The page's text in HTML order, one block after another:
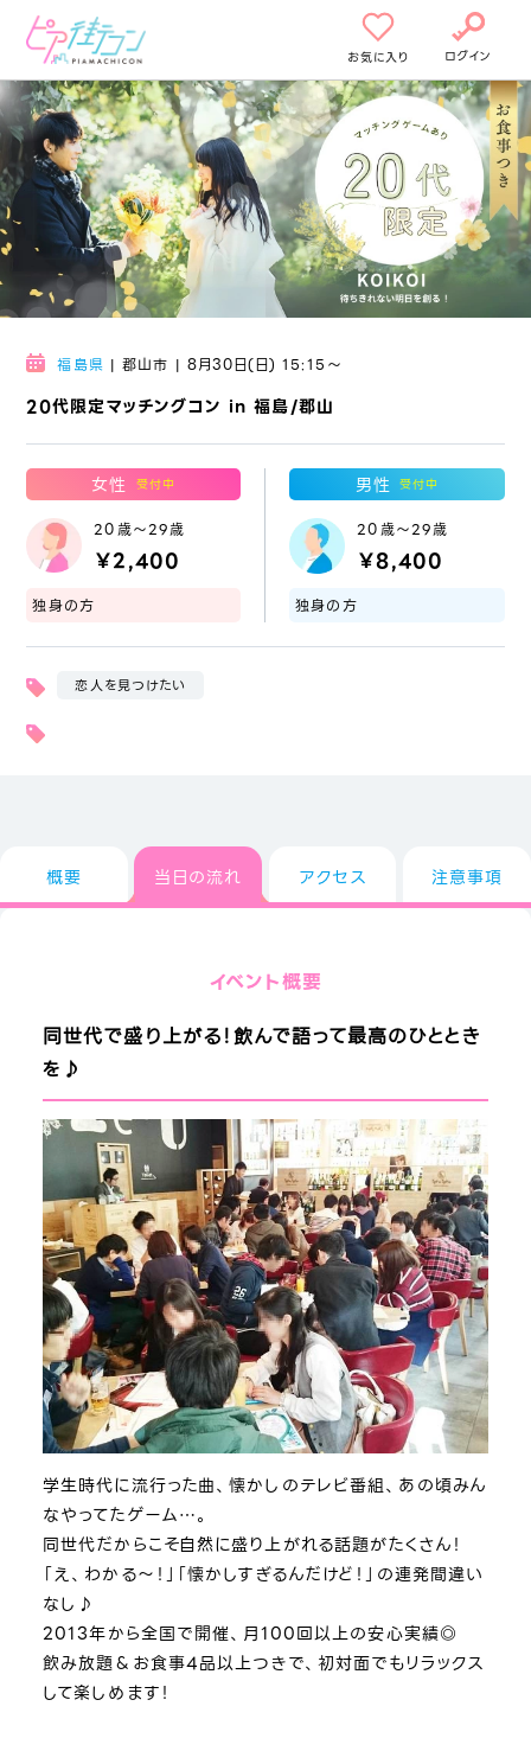
お気に入り ログイン
20代限定マッチングコン in 福島/郡山
福島県 | 郡山市 | 8月30日(日) 15:15〜
女性 受付中
20歳～29歳
￥2,400
独身の方
男性 受付中
20歳～29歳
￥8,400
独身の方
恋人を見つけたい
概要 当日の流れ アクセス 注意事項
イベント概要
同世代で盛り上がる！飲んで語って最高のひととき
を♪
学生時代に流行った曲、懐かしのテレビ番組、あの頃みん
なやってたゲーム…。
同世代だからこそ自然に盛り上がれる話題がたくさん！
「え、わかる～！」「懐かしすぎるんだけど！」の連発間違い
なし♪
2013年から全国で開催、月100回以上の安心実績◎
飲み放題＆お食事4品以上つきで、初対面でもリラックス
して楽しめます！